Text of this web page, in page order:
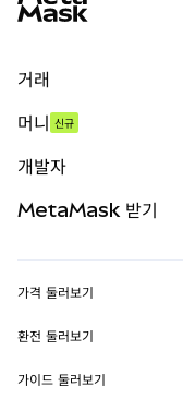
거래
무기한 선물
실물자산
머니 신규
개발자
MetaMask Connect
Snaps
MetaMask 받기
보안
가격 둘러보기
이더리움 가격
솔라나 가격
환전 둘러보기
ETH를 USD로 환전
가이드 둘러보기